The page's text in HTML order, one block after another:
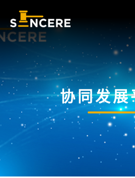
协同发